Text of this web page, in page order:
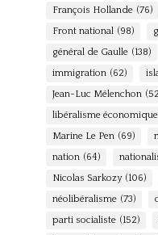
François Hollande (76)
Front national (98)
général de Gaulle (138)
immigration (62)
Jean-Luc Mélenchon
libéralisme économique
Marine Le Pen (69)
nation (64)
Nicolas Sarkozy (106)
néolibéralisme (73)
parti socialiste (152)